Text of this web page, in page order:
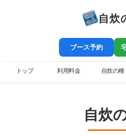
自炊
ブース予約
トップ 利用料金 自炊の種
自炊